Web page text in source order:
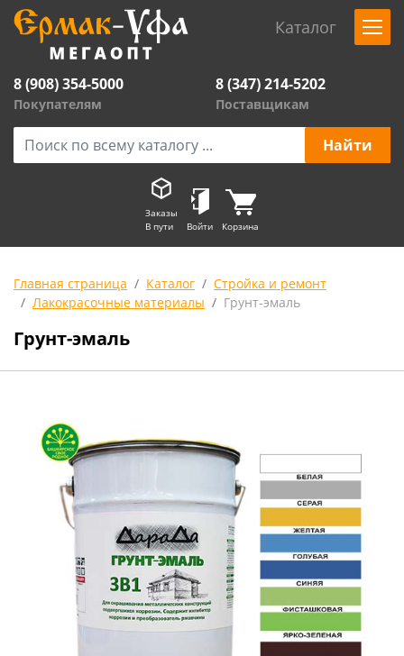
Каталог
8 (908) 354-5000
Покупателям
8 (347) 214-5202
Поставщикам
Заказы
В пути
Войти Корзина
Главная страница Каталог
Стройка и ремонт
Лакокрасочные материалы
Грунт-эмаль
Грунт-эмаль